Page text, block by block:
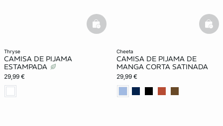
thryse
CAMISA DE PIJAMA
ESTAMPADA
29,99 €
basketfull
cheeta
CAMISA DE PIJAMA DE
MANGA CORTA SATINADA
29,99 €